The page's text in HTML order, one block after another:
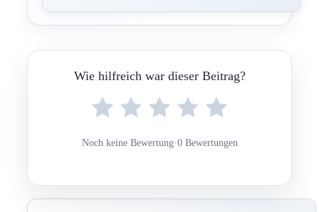
Wie hilfreich war dieser Beitrag?
Noch keine Bewertung·0 Bewertungen